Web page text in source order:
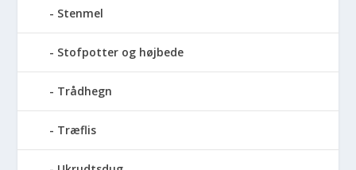
Stenmel
Stofpotter og højbede
Trådhegn
Træflis